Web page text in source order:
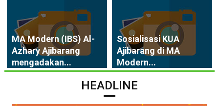
MA Modern (IBS) Al-
Azhary Ajibarang
mengadakan...
Sosialisasi KUA
Ajibarang di MA
Modern...
HEADLINE